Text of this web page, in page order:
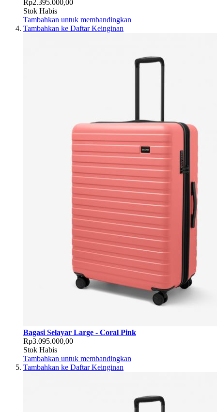
Rp2.395.000,00
Stok Habis
Tambahkan untuk membandingkan
Tambahkan ke Daftar Keinginan
Bagasi Selayar Large - Coral Pink
Rp3.095.000,00
Stok Habis
Tambahkan untuk membandingkan
Tambahkan ke Daftar Keinginan